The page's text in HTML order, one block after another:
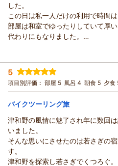
した。
この日は私一人だけの利用で時間
部屋は和室でゆったりしていて厚
代わりにもなりました。
風呂は小さめの浴室を利用しまし
場はセンサー付きの温風ヒーター
ました。
入浴の後は楽しみの夕食。焼き魚
れと粕汁鍋、これは絶品です。地
女将さんから城跡のライトアップ
な夜空に浮かぶ城が見られ、これ
光景でした。
洗面所、トイレは共同ですが部屋
じませんでした。翌朝の朝食も焼
切り干し大根、みそ汁、そして果物
宿泊時期： 2025年12月宿泊 (一人旅)
投稿者： マットさんさん
宿泊プラン： 【いわみ★旅】【2食付】
朝・夕
宿泊価格帯： 8,001～9,000円(大人一人
5
項目別評価： 部屋 5 風呂 4 朝食 5 夕食
バイクツーリング旅
津和野の風情に魅了され年に数回
いました。
そんな思いにさせたのは若さぎの
す。
津和野を探索し若さぎでくつろぐ。